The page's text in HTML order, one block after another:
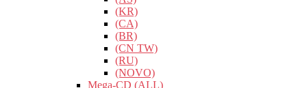
(KR)
(CA)
(BR)
(CN TW)
(RU)
(NOVO)
Mega-CD (ALL)